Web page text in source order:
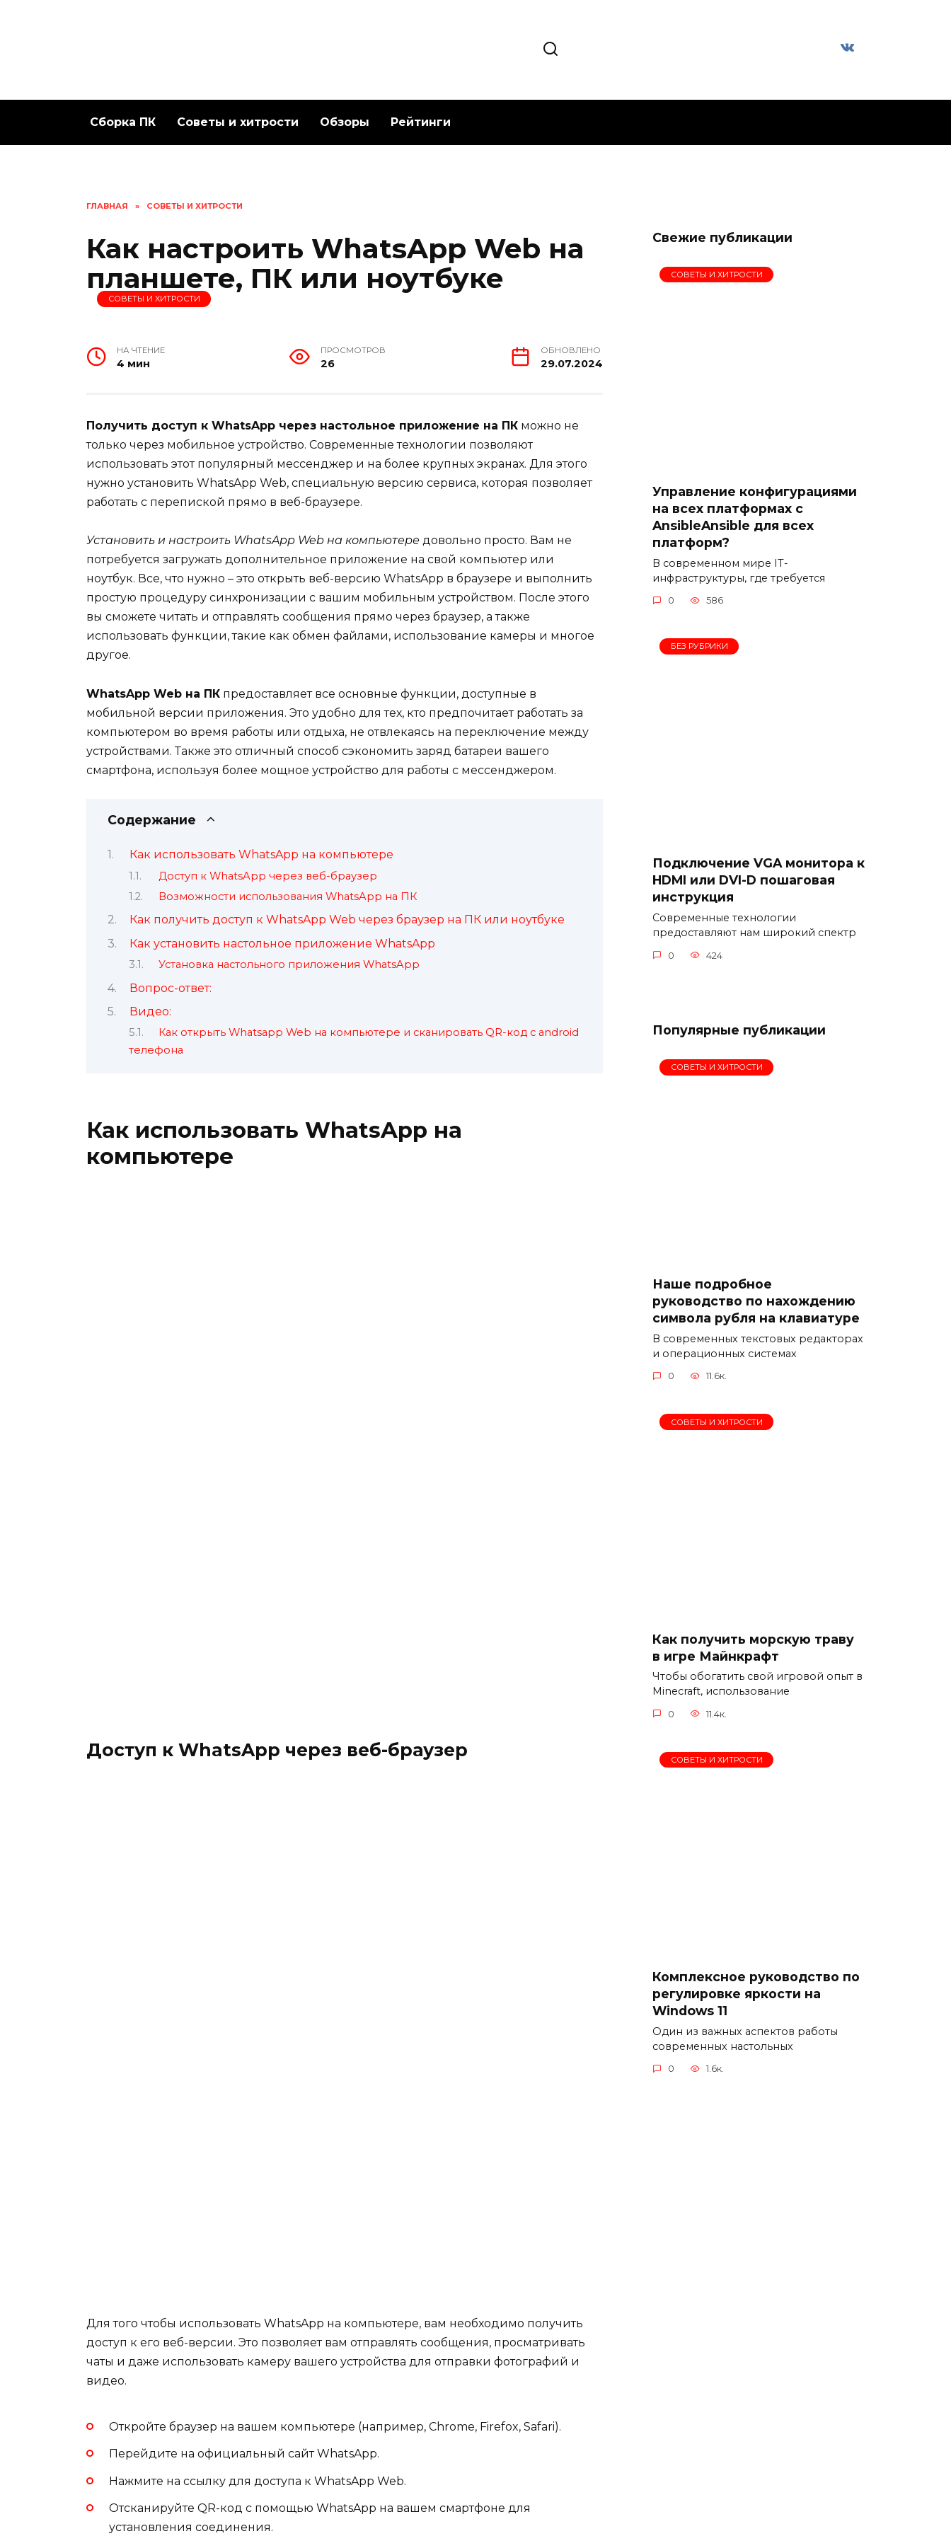
Сборка ПК Советы и хитрости Обзоры Рейтинги
ГЛАВНАЯ » СОВЕТЫ И ХИТРОСТИ
Как настроить WhatsApp Web на
планшете, ПК или ноутбуке
СОВЕТЫ И ХИТРОСТИ
НА ЧТЕНИЕ
4 мин
ПРОСМОТРОВ
26
ОБНОВЛЕНО
29.07.2024
Получить доступ к WhatsApp через настольное приложение на ПК можно не
только через мобильное устройство. Современные технологии позволяют
использовать этот популярный мессенджер и на более крупных экранах. Для этого
нужно установить WhatsApp Web, специальную версию сервиса, которая позволяет
работать с перепиской прямо в веб-браузере.
Установить и настроить WhatsApp Web на компьютере довольно просто. Вам не
потребуется загружать дополнительное приложение на свой компьютер или
ноутбук. Все, что нужно – это открыть веб-версию WhatsApp в браузере и выполнить
простую процедуру синхронизации с вашим мобильным устройством. После этого
вы сможете читать и отправлять сообщения прямо через браузер, а также
использовать функции, такие как обмен файлами, использование камеры и многое
другое.
WhatsApp Web на ПК предоставляет все основные функции, доступные в
мобильной версии приложения. Это удобно для тех, кто предпочитает работать за
компьютером во время работы или отдыха, не отвлекаясь на переключение между
устройствами. Также это отличный способ сэкономить заряд батареи вашего
смартфона, используя более мощное устройство для работы с мессенджером.
Содержание
Как использовать WhatsApp на компьютере
Доступ к WhatsApp через веб-браузер
Возможности использования WhatsApp на ПК
Как получить доступ к WhatsApp Web через браузер на ПК или ноутбуке
Как установить настольное приложение WhatsApp
Установка настольного приложения WhatsApp
Вопрос-ответ:
Видео:
Как открыть Whatsapp Web на компьютере и сканировать QR-код c android
телефона
Как использовать WhatsApp на
компьютере
Доступ к WhatsApp через веб-браузер
Для того чтобы использовать WhatsApp на компьютере, вам необходимо получить
доступ к его веб-версии. Это позволяет вам отправлять сообщения, просматривать
чаты и даже использовать камеру вашего устройства для отправки фотографий и
видео.
Откройте браузер на вашем компьютере (например, Chrome, Firefox, Safari).
Перейдите на официальный сайт WhatsApp.
Нажмите на ссылку для доступа к WhatsApp Web.
Отсканируйте QR-код с помощью WhatsApp на вашем смартфоне для
установления соединения.
Свежие публикации
СОВЕТЫ И ХИТРОСТИ
Управление конфигурациями
на всех платформах с
AnsibleAnsible для всех
платформ?
В современном мире IT-
инфраструктуры, где требуется
0 586
БЕЗ РУБРИКИ
Подключение VGA монитора к
HDMI или DVI-D пошаговая
инструкция
Современные технологии
предоставляют нам широкий спектр
0 424
Популярные публикации
СОВЕТЫ И ХИТРОСТИ
Наше подробное
руководство по нахождению
символа рубля на клавиатуре
В современных текстовых редакторах
и операционных системах
0 11.6к.
СОВЕТЫ И ХИТРОСТИ
Как получить морскую траву
в игре Майнкрафт
Чтобы обогатить свой игровой опыт в
Minecraft, использование
0 11.4к.
СОВЕТЫ И ХИТРОСТИ
Комплексное руководство по
регулировке яркости на
Windows 11
Один из важных аспектов работы
современных настольных
0 1.6к.